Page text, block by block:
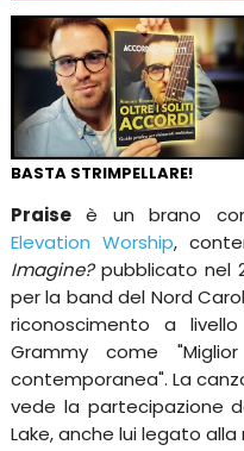
BASTA STRIMPELLARE!
Praiseè un brano
Elevation Worship,
Imagine?pubblicato nel
per la band del Nord
riconoscimento a
Grammy come
contemporanea". La
vede la partecipazione
Lake, anche lui legato alla